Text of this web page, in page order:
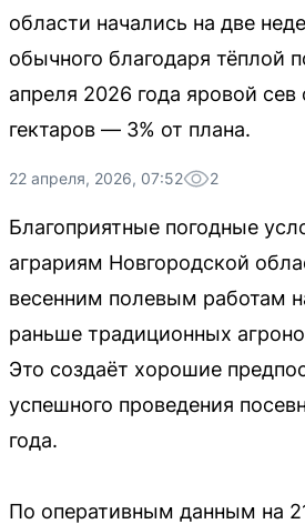
области начались на две
обычного благодаря тёплой
апреля 2026 года яровой сев
гектаров — 3% от плана.
22 апреля, 2026, 07:52 2
Благоприятные погодные
аграриям Новгородской
весенним полевым работам
раньше традиционных
Это создаёт хорошие
успешного проведения
года.
По оперативным данным на